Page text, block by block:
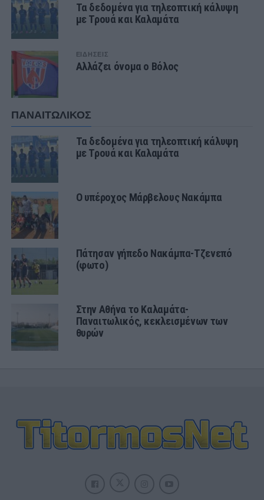
Τα δεδομένα για τηλεοπτική κάλυψη
με Τρουά και Καλαμάτα
ΕΙΔΗΣΕΙΣ
Αλλάζει όνομα ο Βόλος
ΠΑΝΑΙΤΩΛΙΚΟΣ
Τα δεδομένα για τηλεοπτική κάλυψη
με Τρουά και Καλαμάτα
Ο υπέροχος Μάρβελους Νακάμπα
Πάτησαν γήπεδο Νακάμπα-Τζενεπό
(φωτο)
Στην Αθήνα το Καλαμάτα-
Παναιτωλικός, κεκλεισμένων των
θυρών